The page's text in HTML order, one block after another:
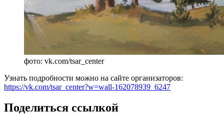
фото: vk.com/tsar_center
Узнать подробности можно на сайте организаторов:
https://vk.com/tsar_center?w=wall-162078939_6247
Поделиться ссылкой